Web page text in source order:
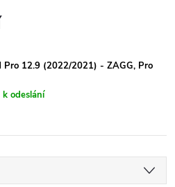
Pro 12.9 (2022/2021) - ZAGG, Pro
odeslání